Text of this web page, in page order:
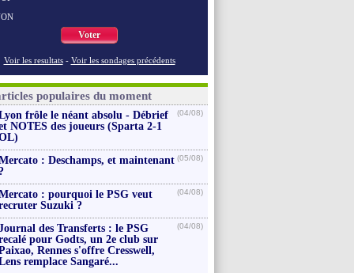
Voter
Voir les resultats - Voir les sondages précédents
populaires du moment
frôle le néant absolu - Débrief
NOTES des joueurs (Sparta 2-1
(04/08)
: Deschamps, et maintenant (05/08)
: pourquoi le PSG veut
Suzuki ?
(04/08)
des Transferts : le PSG
pour Godts, un 2e club sur
Rennes s'offre Cresswell,
remplace Sangaré...
(04/08)